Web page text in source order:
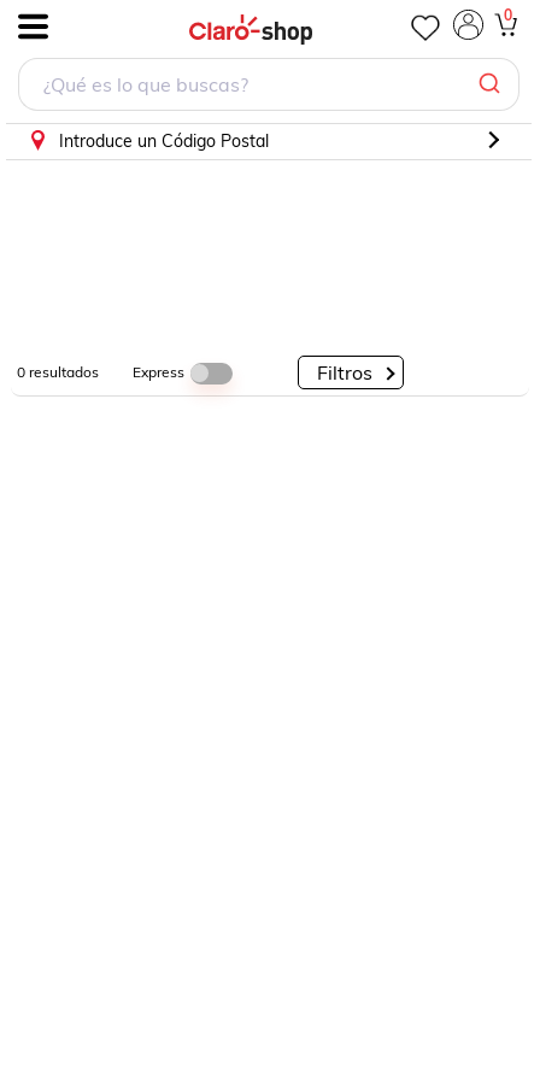
0
Introduce un Código Postal
0resultados Express Filtros
PorCategorías
PorMarcas
PorDescuento